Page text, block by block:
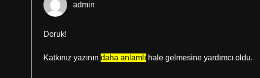
admin
Doruk!
Katkınız yazının daha anlamlı hale gelmesine yardımcı oldu.